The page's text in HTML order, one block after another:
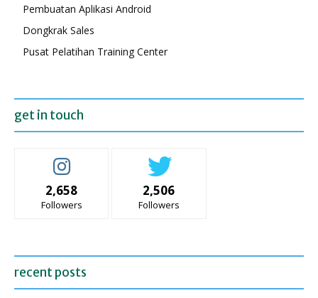
Pembuatan Aplikasi Android
Dongkrak Sales
Pusat Pelatihan Training Center
get in touch
2,658
Followers
2,506
Followers
recent posts